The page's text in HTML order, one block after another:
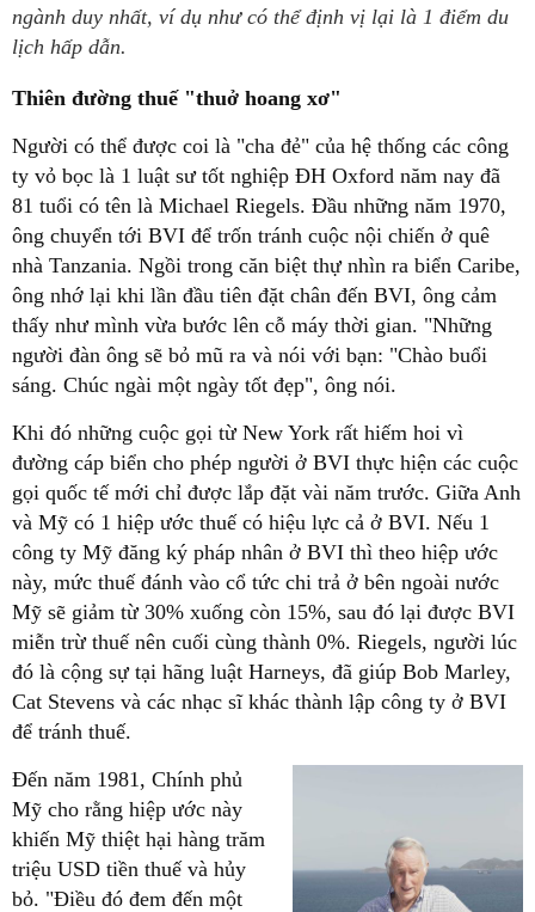
ngành duy nhất, ví dụ như có thể định vị lại là 1 điểm du
lịch hấp dẫn.
Thiên đường thuế "thuở hoang xơ"
Người có thể được coi là "cha đẻ" của hệ thống các công
ty vỏ bọc là 1 luật sư tốt nghiệp ĐH Oxford năm nay đã
81 tuổi có tên là Michael Riegels. Đầu những năm 1970,
ông chuyển tới BVI để trốn tránh cuộc nội chiến ở quê
nhà Tanzania. Ngồi trong căn biệt thự nhìn ra biển Caribe,
ông nhớ lại khi lần đầu tiên đặt chân đến BVI, ông cảm
thấy như mình vừa bước lên cỗ máy thời gian. "Những
người đàn ông sẽ bỏ mũ ra và nói với bạn: "Chào buổi
sáng. Chúc ngài một ngày tốt đẹp", ông nói.
Khi đó những cuộc gọi từ New York rất hiếm hoi vì
đường cáp biển cho phép người ở BVI thực hiện các cuộc
gọi quốc tế mới chỉ được lắp đặt vài năm trước. Giữa Anh
và Mỹ có 1 hiệp ước thuế có hiệu lực cả ở BVI. Nếu 1
công ty Mỹ đăng ký pháp nhân ở BVI thì theo hiệp ước
này, mức thuế đánh vào cổ tức chi trả ở bên ngoài nước
Mỹ sẽ giảm từ 30% xuống còn 15%, sau đó lại được BVI
miễn trừ thuế nên cuối cùng thành 0%. Riegels, người lúc
đó là cộng sự tại hãng luật Harneys, đã giúp Bob Marley,
Cat Stevens và các nhạc sĩ khác thành lập công ty ở BVI
để tránh thuế.
Đến năm 1981, Chính phủ
Mỹ cho rằng hiệp ước này
khiến Mỹ thiệt hại hàng trăm
triệu USD tiền thuế và hủy
bỏ. "Điều đó đem đến một